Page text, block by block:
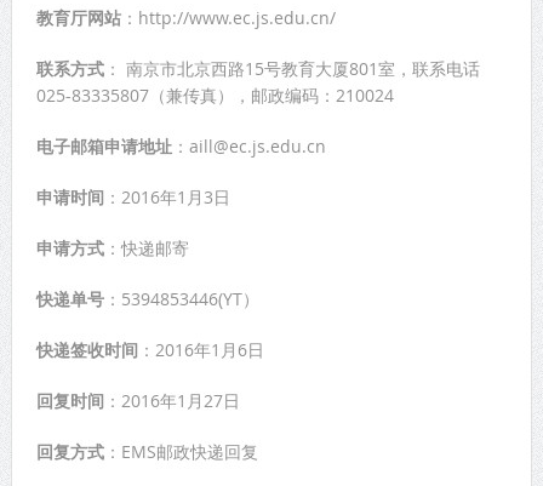
教育厅网站：http://www.ec.js.edu.cn/
联系方式： 南京市北京西路15号教育大厦801室，联系电话
025-83335807（兼传真），邮政编码：210024
电子邮箱申请地址：aill@ec.js.edu.cn
申请时间 ：2016年1月3日
申请方式：快递邮寄
快递单号：5394853446(YT）
快递签收时间 ：2016年1月6日
回复时间 ：2016年1月27日
回复方式：EMS邮政快递回复